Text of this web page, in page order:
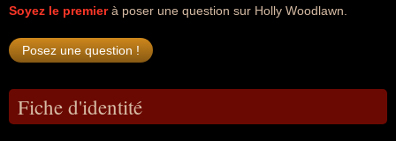
Soyez le premierà poser une question sur Holly Woodlawn.
Fiche d'identité